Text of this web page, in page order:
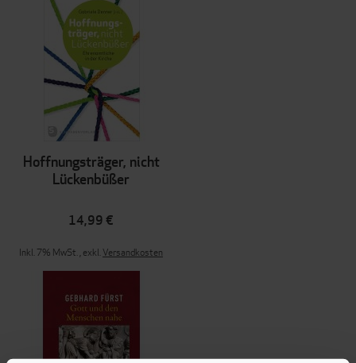
Hoffnungsträger, nicht
Lückenbüßer
14,99 €
Inkl. 7% MwSt.,exkl.Versandkosten